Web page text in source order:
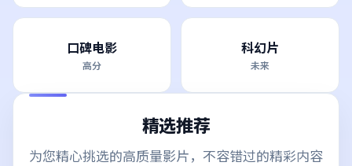
口碑电影
高分
科幻片
未来
精选推荐
为您精心挑选的高质量影片，不容错过的精彩内容